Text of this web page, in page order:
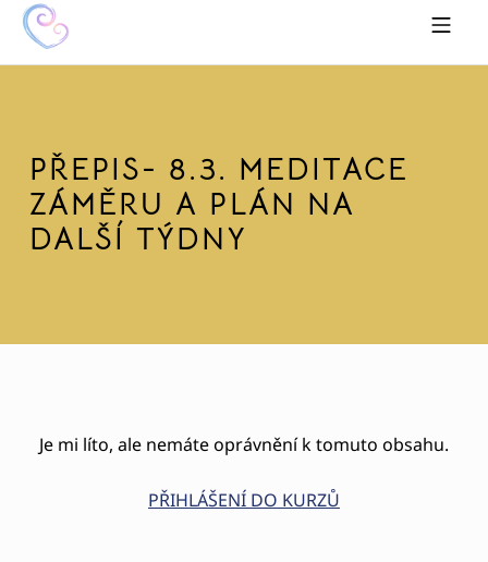
HRAVĚ K SOBĚ MOBILE MENU
PŘEPIS- 8.3. MEDITACE
ZÁMĚRU A PLÁN NA
DALŠÍ TÝDNY
Je mi líto, ale nemáte oprávnění k tomuto obsahu.
PŘIHLÁŠENÍ DO KURZŮ